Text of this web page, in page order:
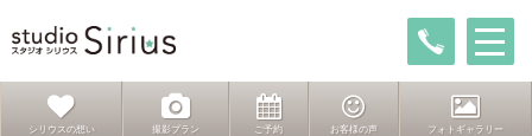
シリウスの想い 撮影プラン ご予約 お客様の声 フォトギャラリー